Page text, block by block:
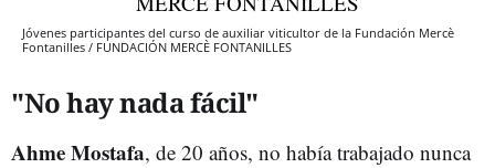
Jóvenes participantes del curso de auxiliar viticultor de la Fundación Mercè
Fontanilles / FUNDACIÓN MERCÈ FONTANILLES
"No hay nada fácil"
Ahme Mostafa, de 20 años, no había trabajado nunca